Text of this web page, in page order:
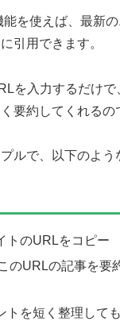
を使えば、最新
引用できます。
を入力するだけで
要約してくれるの
ルで、以下のよう
トのURLをコピー
のURLの記事を要
トを短く整理して